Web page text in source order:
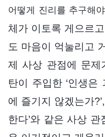
어떻게 진리를 추구해
체가 이토록 게으르
도 마음이 억눌리고
제 사상 관점에 문제
탄이 주입한 ‘인생은
에 즐기지 않겠는가
한다’와 같은 사상